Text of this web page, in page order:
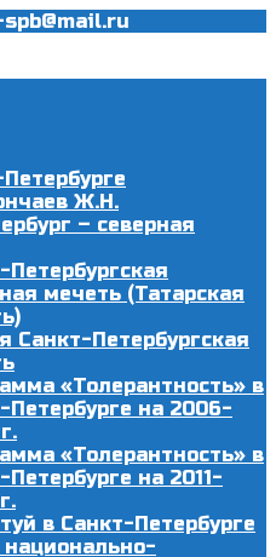
Ж.Н.
– северная
Петербургская
мечеть (Татарская
Санкт-Петербургская
«Толерантность» в
Петербурге на 2006-
«Толерантность» в
Петербурге на 2011-
в Санкт-Петербурге
национально-